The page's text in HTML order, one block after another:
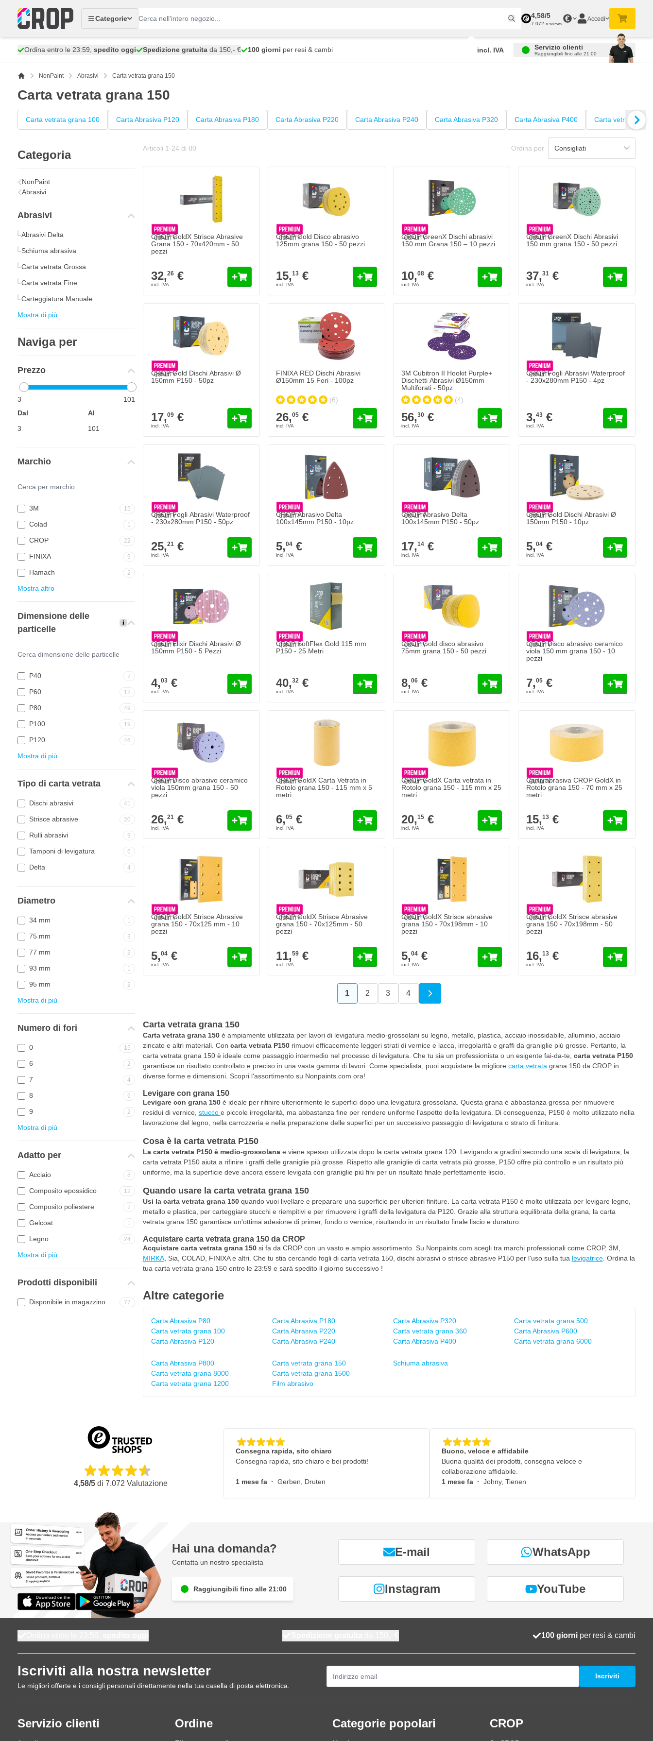
Categorie
4,58/5
7.072 reviews
€ Accedi
Ordina entro le 23:59, spedito oggi Spedizione gratuita da 150,- € 100 giorni per resi & cambi incl. IVA Servizio clienti
Raggiungibili fino alle 21:00
NonPaint Abrasivi Carta vetrata grana 150
Carta vetrata grana 150
Carta vetrata grana 100 Carta Abrasiva P120 Carta Abrasiva P180 Carta Abrasiva P220 Carta Abrasiva P240 Carta Abrasiva P320 Carta Abrasiva P400 Carta vetrata
Categoria
NonPaint
Abrasivi
Abrasivi
Abrasivi Delta
Schiuma abrasiva
Carta vetrata Grossa
Carta vetrata Fine
Carteggiatura Manuale
Mostra di più
Naviga per
Prezzo
3
101
Dal
Al
Marchio
3M 15
Colad 1
CROP 22
FINIXA 9
Hamach 2
Mostra altro
Dimensione delle
particelle
P40 7
P60 12
P80 49
P100 19
P120 46
Mostra di più
Tipo di carta vetrata
Dischi abrasivi 41
Strisce abrasive 20
Rulli abrasivi 9
Tamponi di levigatura 6
Delta 4
Diametro
34 mm 1
75 mm 3
77 mm 2
93 mm 1
95 mm 2
Mostra di più
Numero di fori
0 15
6 2
7 4
8 9
9 2
Mostra di più
Adatto per
Acciaio 8
Composito epossidico 12
Composito poliestere 7
Gelcoat 1
Legno 24
Mostra di più
Prodotti disponibili
Disponibile in magazzino 77
Articoli 1 -24 di 80 Ordina per
CROP GoldX Strisce Abrasive
Grana 150 - 70x420mm - 50
pezzi
32,26€
CROP Gold Disco abrasivo
125mm grana 150 - 50 pezzi
15,13 €
CROP GreenX Dischi abrasivi
150 mm Grana 150 – 10 pezzi
10,08€
CROP GreenX Dischi Abrasivi
150 mm grana 150 - 50 pezzi
37,31 €
CROP Gold Dischi Abrasivi Ø
150mm P150 - 50pz
17,09€
Spedito oggi
€
Aggiungi al Carrello
FINIXA RED Dischi Abrasivi
Ø150mm 15 Fori - 100pz
(6)
26,05 €
Spedito oggi
Aggiungi al Carrello
3M Cubitron II Hookit Purple+
Dischetti Abrasivi Ø150mm
Multiforati - 50pz
(4)
56,30€
CROP Fogli Abrasivi Waterproof
- 230x280mm P150 - 4pz
3,43 €
CROP Fogli Abrasivi Waterproof
- 230x280mm P150 - 50pz
25,21€
CROP Abrasivo Delta
100x145mm P150 - 10pz
5,04 €
CROP Abrasivo Delta
100x145mm P150 - 50pz
17,14€
CROP Gold Dischi Abrasivi Ø
150mm P150 - 10pz
5,04 €
CROP Elixir Dischi Abrasivi Ø
150mm P150 - 5 Pezzi
4,03€
CROP SoftFlex Gold 115 mm
P150 - 25 Metri
40,32 €
CROP Gold disco abrasivo
75mm grana 150 - 50 pezzi
8,06€
CROP Disco abrasivo ceramico
viola 150 mm grana 150 - 10
pezzi
7,05 €
CROP Disco abrasivo ceramico
viola 150mm grana 150 - 50
pezzi
26,21€
CROP GoldX Carta Vetrata in
Rotolo grana 150 - 115 mm x 5
metri
6,05 €
CROP GoldX Carta vetrata in
Rotolo grana 150 - 115 mm x 25
metri
20,15€
Carta abrasiva CROP GoldX in
Rotolo grana 150 - 70 mm x 25
metri
15,13 €
CROP GoldX Strisce Abrasive
grana 150 - 70x125 mm - 10
pezzi
5,04€
CROP GoldX Strisce Abrasive
grana 150 - 70x125mm - 50
pezzi
11,59 €
CROP GoldX Strisce abrasive
grana 150 - 70x198mm - 10
pezzi
5,04€
CROP GoldX Strisce abrasive
grana 150 - 70x198mm - 50
pezzi
16,13 €
Attualmente stai leggendo la pagina
1 Pagina
2 Pagina
3 Pagina
4
Carta vetrata grana 150
Carta vetrata grana 150è ampiamente utilizzata per lavori di levigatura medio-grossolani su legno, metallo, plastica, acciaio inossidabile, alluminio, acciaio
zincato e altri materiali. Con carta vetrata P150rimuovi efficacemente leggeri strati di vernice e lacca, irregolarità e graffi da graniglie più grosse. Pertanto, la
carta vetrata grana 150 è ideale come passaggio intermedio nel processo di levigatura. Che tu sia un professionista o un esigente fai-da-te, carta vetrata P150
garantisce un risultato controllato e preciso in una vasta gamma di lavori. Come specialista, puoi acquistare la migliore carta vetrata grana 150 da CROP in
diverse forme e dimensioni. Scopri l'assortimento su Nonpaints.com ora!
Levigare con grana 150
Levigare con grana 150è ideale per rifinire ulteriormente le superfici dopo una levigatura grossolana. Questa grana è abbastanza grossa per rimuovere
residui di vernice, stucco e piccole irregolarità, ma abbastanza fine per rendere uniforme l'aspetto della levigatura. Di conseguenza, P150 è molto utilizzato nella
lavorazione del legno, nella carrozzeria e nella preparazione delle superfici per un successivo passaggio di levigatura o strato di finitura.
Cosa è la carta vetrata P150
La carta vetrata P150 è medio-grossolanae viene spesso utilizzata dopo la carta vetrata grana 120. Levigando a gradini secondo una scala di levigatura, la
carta vetrata P150 aiuta a rifinire i graffi delle graniglie più grosse. Rispetto alle graniglie di carta vetrata più grosse, P150 offre più controllo e un risultato più
uniforme, ma la superficie deve ancora essere levigata con graniglie più fini per un risultato finale perfettamente liscio.
Quando usare la carta vetrata grana 150
Usi la carta vetrata grana 150quando vuoi livellare e preparare una superficie per ulteriori finiture. La carta vetrata P150 è molto utilizzata per levigare legno,
metallo e plastica, per carteggiare stucchi e riempitivi e per rimuovere i graffi della levigatura da P120. Grazie alla struttura equilibrata della grana, la carta
vetrata grana 150 garantisce un'ottima adesione di primer, fondo o vernice, risultando in un risultato finale liscio e duraturo.
Acquistare carta vetrata grana 150 da CROP
Acquistare carta vetrata grana 150si fa da CROP con un vasto e ampio assortimento. Su Nonpaints.com scegli tra marchi professionali come CROP, 3M,
MIRKA, Sia, COLAD, FINIXA e altri. Che tu stia cercando fogli di carta vetrata 150, dischi abrasivi o strisce abrasive P150 per l'uso sulla tua levigatrice. Ordina la
tua carta vetrata grana 150 entro le 23:59 e sarà spedito il giorno successivo !
Altre categorie
Carta Abrasiva P80
Carta vetrata grana 100
Carta Abrasiva P120
Carta Abrasiva P180
Carta Abrasiva P220
Carta Abrasiva P240
Carta Abrasiva P320
Carta vetrata grana 360
Carta Abrasiva P400
Carta vetrata grana 500
Carta Abrasiva P600
Carta vetrata grana 6000
Carta Abrasiva P800
Carta vetrata grana 8000
Carta vetrata grana 1200
Carta vetrata grana 150
Carta vetrata grana 1500
Film abrasivo
Schiuma abrasiva
4,58/5di 7.072 Valutazione
Consegna rapida, sito chiaro
Consegna rapida, sito chiaro e bei prodotti!
1 mese fa · Gerben, Druten
Buono, veloce e affidabile
Buona qualità dei prodotti, consegna veloce e
collaborazione affidabile.
1 mese fa · Johny, Tienen
Hai una domanda?
Contatta un nostro specialista
Raggiungibili fino alle 21:00
E-mail WhatsApp
Instagram YouTube
100 giorni per resi & cambi
Iscriviti alla nostra newsletter
Le migliori offerte e i consigli personali direttamente nella tua casella di posta elettronica.
Iscriviti
Servizio clienti Ordine Categorie popolari CROP